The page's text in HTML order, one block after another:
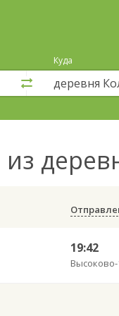
Куда
из
19:42
Высоково-